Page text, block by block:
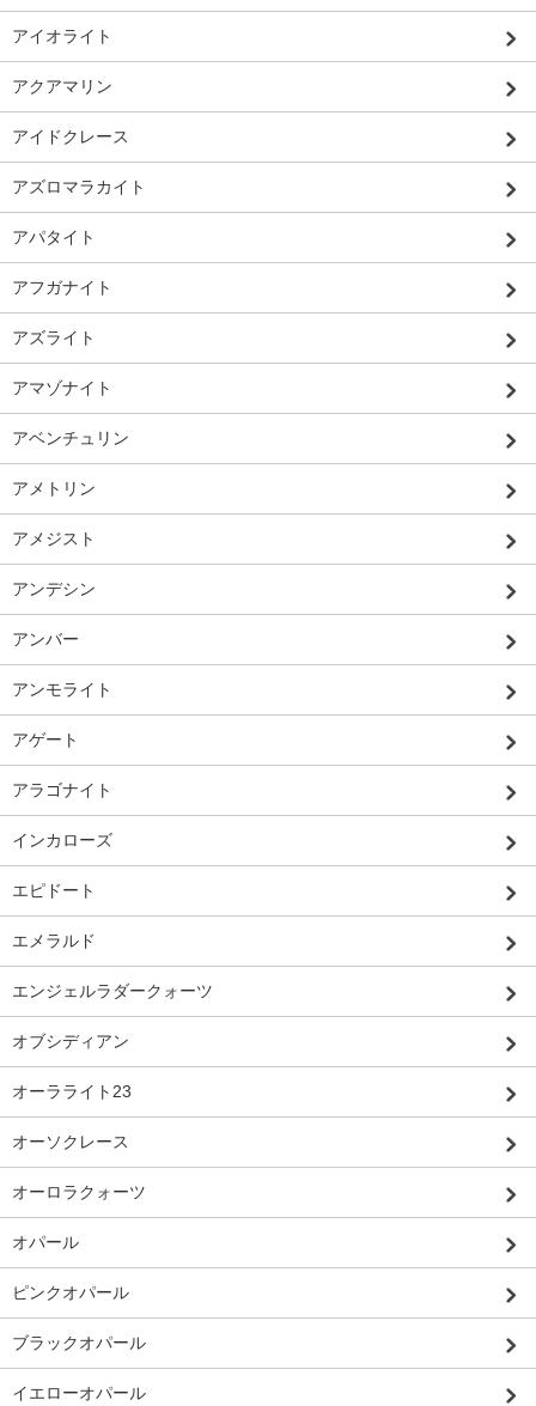
アイオライト
アクアマリン
アイドクレース
アズロマラカイト
アパタイト
アフガナイト
アズライト
アマゾナイト
アベンチュリン
アメトリン
アメジスト
アンデシン
アンバー
アンモライト
アゲート
アラゴナイト
インカローズ
エピドート
エメラルド
エンジェルラダークォーツ
オブシディアン
オーラライト23
オーソクレース
オーロラクォーツ
オパール
ピンクオパール
ブラックオパール
イエローオパール